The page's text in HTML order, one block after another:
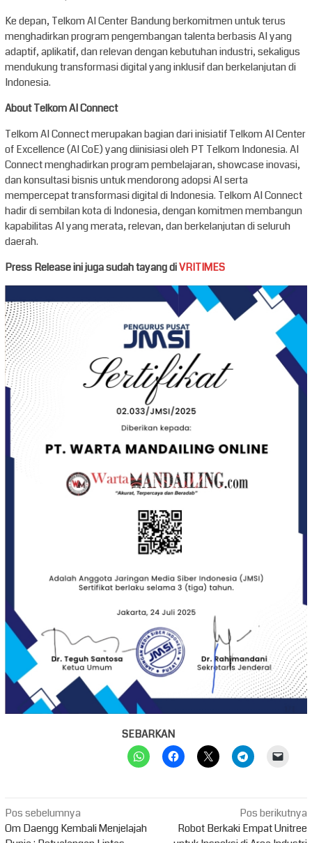
Ke depan, Telkom AI Center Bandung berkomitmen untuk terus
menghadirkan program pengembangan talenta berbasis AI yang
adaptif, aplikatif, dan relevan dengan kebutuhan industri, sekaligus
mendukung transformasi digital yang inklusif dan berkelanjutan di
Indonesia.
About Telkom AI Connect
Telkom AI Connect merupakan bagian dari inisiatif Telkom AI Center
of Excellence (AI CoE) yang diinisiasi oleh PT Telkom Indonesia. AI
Connect menghadirkan program pembelajaran, showcase inovasi,
dan konsultasi bisnis untuk mendorong adopsi AI serta
mempercepat transformasi digital di Indonesia. Telkom AI Connect
hadir di sembilan kota di Indonesia, dengan komitmen membangun
kapabilitas AI yang merata, relevan, dan berkelanjutan di seluruh
daerah.
Press Release ini juga sudah tayang diVRITIMES
SEBARKAN
Navigasi
pos
Pos sebelumnya
Om Daengg Kembali Menjelajah
Pos berikutnya
Robot Berkaki Empat Unitree